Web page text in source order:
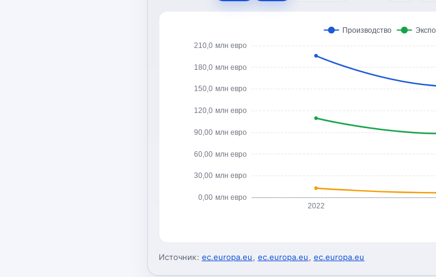
0,00 млн евро
30,00 млн евро
60,00 млн евро
90,00 млн евро
120,0 млн евро
150,0 млн евро
180,0 млн евро
210,0 млн евро
2022
Производство
Источник: ec.europa.eu, ec.europa.eu, ec.europa.eu